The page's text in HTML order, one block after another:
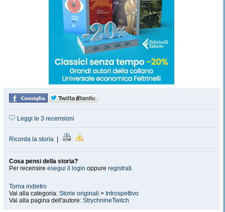
Leggi le 3 recensioni
Ricorda la storia
Cosa pensi della storia?
Per recensire esegui il login oppure registrati.
Torna indietro
Vai alla categoria: Storie originali > Introspettivo
Vai alla pagina dell'autore: StrychnineTwitch